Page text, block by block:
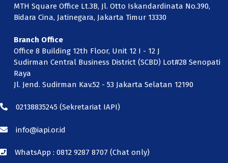
MTH Square Office Lt.3B, Jl. Otto Iskandardinata No.390,
Bidara Cina, Jatinegara, Jakarta Timur 13330
Branch Office
Office 8 Building 12th Floor, Unit 12 I - 12 J
Sudirman Central Business District (SCBD) Lot#28 Senopati
Raya
Jl. Jend. Sudirman Kav.52 - 53 Jakarta Selatan 12190
02138835245 (Sekretariat IAPI)
info@iapi.or.id
WhatsApp : 0812 9287 8707 (Chat only)